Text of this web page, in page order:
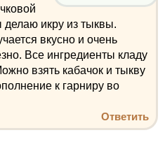
делаю икру из тыквы.
вкусно и очень
Все ингредиенты кладу
взять кабачок и тыкву
к гарниру во
Ответить